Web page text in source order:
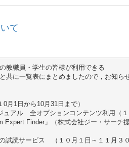
て
教職員・学生の皆様が利用できる
に一覧表にまとめましたので，お知ら
月1日から10月31日まで）
アル　全オプションコンテンツ利用（１
Expert Finder」（株式会社ジー・サーチ
読サービス　（１０月１日～１１月３０